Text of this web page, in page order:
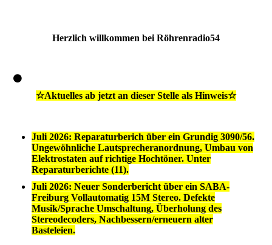
Herzlich willkommen bei Röhrenradio54
☆Aktuelles ab jetzt an dieser Stelle als Hinweis☆
Juli 2026: Reparaturberich über ein Grundig 3090/56.
Ungewöhnliche Lautsprecheranordnung, Umbau von
Elektrostaten auf richtige Hochtöner. Unter
Reparaturberichte (11).
Juli 2026: Neuer Sonderbericht über ein SABA-
Freiburg Vollautomatig 15M Stereo. Defekte
Musik/Sprache Umschaltung, Überholung des
Stereodecoders, Nachbessern/erneuern alter
Basteleien.